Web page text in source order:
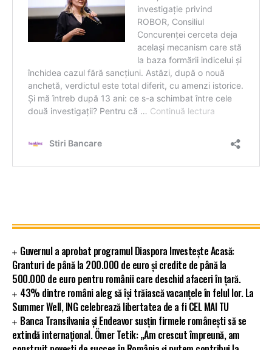
Guvernul a aprobat programul Diaspora Investește Acasă:
Granturi de până la 200.000 de euro și credite de până la
500.000 de euro pentru românii care deschid afaceri în țară.
43% dintre români aleg să își trăiască vacanțele în felul lor. La
Summer Well, ING celebrează libertatea de a fi CEL MAI TU
Banca Transilvania și Endeavor susțin firmele românești să se
extindă internațional. Ömer Tetik: „Am crescut împreună, am